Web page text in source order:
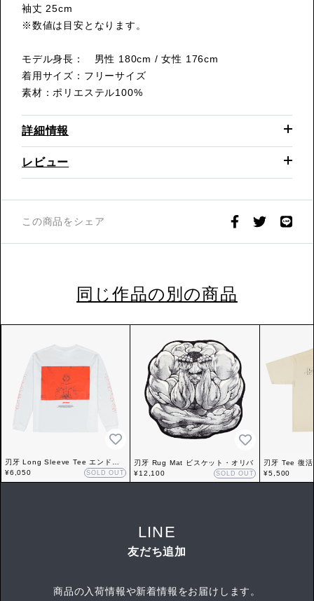
袖丈 25cm
※数値は目安となります。
モデル身長： 男性 180cm / 女性 176cm
着用サイズ：フリーサイズ
素材：ポリエステル100%
詳細情報
レビュー
この商品をシェア
同じ作品の別の商品
刃牙 Long Sleeve Tee エンドル
フィン
¥6,050 SOLD OUT
刃牙 Rug Mat ビスケット・オリバ
¥12,100
SOLD OUT
刃牙 Tee 復活
¥5,500
LINE
友だち追加
商品の入荷情報や新着情報をお届けします。